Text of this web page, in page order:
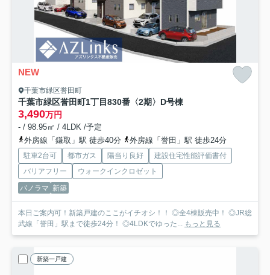
NEW
千葉市緑区誉田町
千葉市緑区誉田町1丁目830番〈2期〉 D号棟
3,490万円
- / 98.95㎡ / 4LDK /予定
外房線「鎌取」駅 徒歩40分
外房線「誉田」駅 徒歩24分
駐車2台可 都市ガス 陽当り良好
建設住宅性能評価書付
バリアフリー
ウォークインクロゼット
パノラマ 新築
本日ご案内可！新築戸建のここがイチオシ！！ ◎全4棟販売中！ ◎JR総
武線「誉田」駅まで徒歩24分！ ◎4LDKでゆった...
もっと見る
新築一戸建